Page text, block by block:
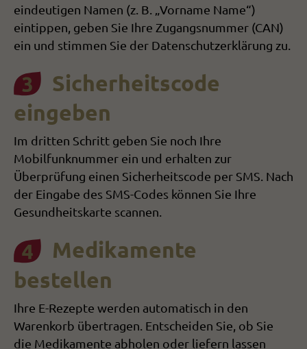
eindeutigen Namen (z. B. „Vorname Name“)
eintippen, geben Sie Ihre Zugangsnummer (CAN)
ein und stimmen Sie der Datenschutzerklärung zu.
Sicherheitscode
eingeben
Im dritten Schritt geben Sie noch Ihre
Mobilfunknummer ein und erhalten zur
Überprüfung einen Sicherheitscode per SMS. Nach
der Eingabe des SMS-Codes können Sie Ihre
Gesundheitskarte scannen.
Medikamente
bestellen
Ihre E-Rezepte werden automatisch in den
Warenkorb übertragen. Entscheiden Sie, ob Sie
die Medikamente abholen oder liefern lassen